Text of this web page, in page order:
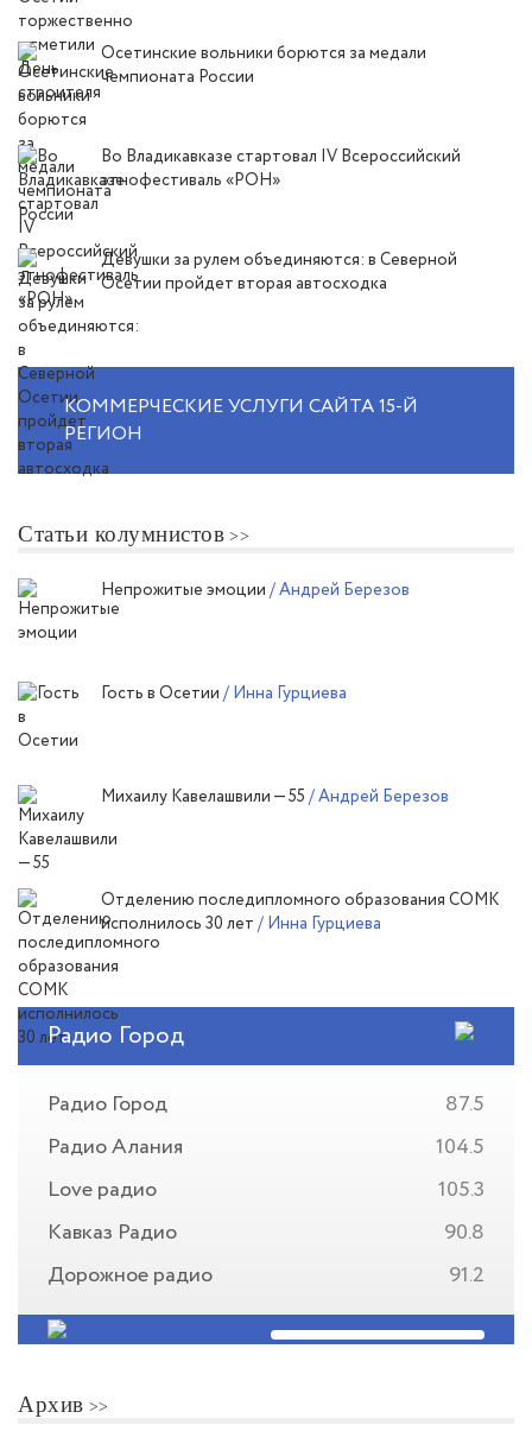
Осетинские вольники борются за медали
чемпионата России
Во Владикавказе стартовал IV Всероссийский
этнофестиваль «РОН»
Девушки за рулем объединяются: в Северной
Осетии пройдет вторая автосходка
КОММЕРЧЕСКИЕ УСЛУГИ САЙТА 15-Й
РЕГИОН
Статьи колумнистов
Непрожитые эмоции / Андрей Березов
Гость в Осетии / Инна Гурциева
Михаилу Кавелашвили — 55 / Андрей Березов
Отделению последипломного образования СОМК
исполнилось 30 лет / Инна Гурциева
Радио Город
Радио Город
87.5
Радио Алания
104.5
Love радио
105.3
Кавказ Радио
90.8
Дорожное радио
91.2
Архив